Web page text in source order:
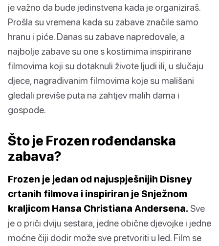
je važno da bude jedinstvena kada je organiziraš.
Prošla su vremena kada su zabave značile samo
hranu i piće. Danas su zabave napredovale, a
najbolje zabave su one s kostimima inspirirane
filmovima koji su dotaknuli živote ljudi ili, u slučaju
djece, nagrađivanim filmovima koje su mališani
gledali previše puta na zahtjev malih dama i
gospode.
Što je Frozen rođendanska
zabava?
Frozen je jedan od najuspješnijih Disney
crtanih filmova i inspiriran je Snježnom
kraljicom Hansa Christiana Andersena. Sve
je o priči dviju sestara, jedne obične djevojke i jedne
moćne čiji dodir može sve pretvoriti u led. Film se